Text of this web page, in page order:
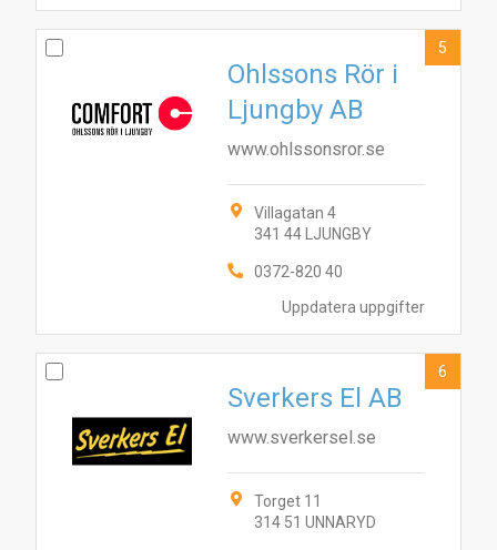
Uppdatera uppgifter
Ohlssons Rör i
Ljungby AB
www.ohlssonsror.se
Villagatan 4
341 44 LJUNGBY
0372-820 40
5
Sverkers El AB
www.sverkersel.se
Torget 11
314 51 UNNARYD
6